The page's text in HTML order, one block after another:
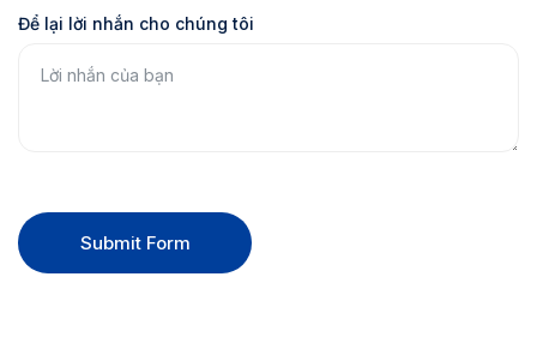
Để lại lời nhắn cho chúng tôi
Submit Form